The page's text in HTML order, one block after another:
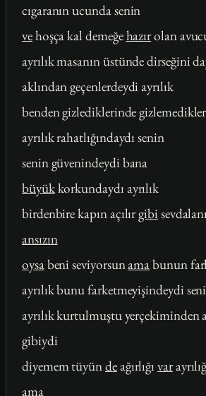
cıgaranın ucunda senin
vehoşça kal demeğehazırolan
ayrılık masanın üstünde dirseğini
aklından geçenlerdeydi ayrılık
benden gizlediklerinde
ayrılık rahatlığındaydı senin
senin güvenindeydi bana
büyükkorkundaydı ayrılık
birdenbire kapın açılırgibi
ansızın
oysabeni seviyorsunamabunun
ayrılık bunu farketmeyişindeydi
ayrılık kurtulmuştu yerçekiminden
gibiydi
diyemem tüyündeağırlığıvar
ama